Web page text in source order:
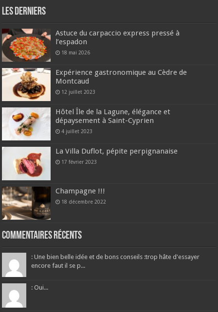
Les derniers
Astuce du carpaccio express pressé à
l’espadon
18 mai 2026
Expérience gastronomique au Cèdre de
Montcaud
12 juillet 2023
Hôtel Île de la Lagune, élégance et
dépaysement à Saint-Cyprien
4 juillet 2023
La Villa Duflot, pépite perpignanaise
17 février 2023
Champagne !!!
18 décembre 2022
Commentaires récents
: Une bien belle idée et de bons conseils :trop hâte d'essayer
encore faut il se p...
: Oui...